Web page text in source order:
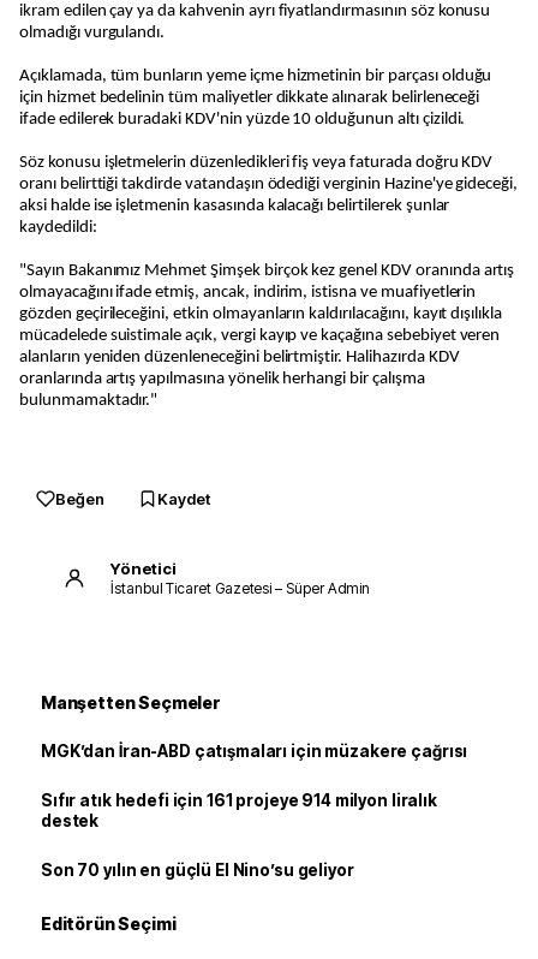
ikram edilen çay ya da kahvenin ayrı fiyatlandırmasının söz konusu
olmadığı vurgulandı.
Açıklamada, tüm bunların yeme içme hizmetinin bir parçası olduğu
için hizmet bedelinin tüm maliyetler dikkate alınarak belirleneceği
ifade edilerek buradaki KDV'nin yüzde 10 olduğunun altı çizildi.
Söz konusu işletmelerin düzenledikleri fiş veya faturada doğru KDV
oranı belirttiği takdirde vatandaşın ödediği verginin Hazine'ye gideceği,
aksi halde ise işletmenin kasasında kalacağı belirtilerek şunlar
kaydedildi:
"Sayın Bakanımız Mehmet Şimşek birçok kez genel KDV oranında artış
olmayacağını ifade etmiş, ancak, indirim, istisna ve muafiyetlerin
gözden geçirileceğini, etkin olmayanların kaldırılacağını, kayıt dışılıkla
mücadelede suistimale açık, vergi kayıp ve kaçağına sebebiyet veren
alanların yeniden düzenleneceğini belirtmiştir. Halihazırda KDV
oranlarında artış yapılmasına yönelik herhangi bir çalışma
bulunmamaktadır."
Beğen Kaydet
Yönetici
İstanbul Ticaret Gazetesi – Süper Admin
Manşetten Seçmeler
MGK’dan İran-ABD çatışmaları için müzakere çağrısı
Sıfır atık hedefi için 161 projeye 914 milyon liralık
destek
Son 70 yılın en güçlü El Nino’su geliyor
Editörün Seçimi